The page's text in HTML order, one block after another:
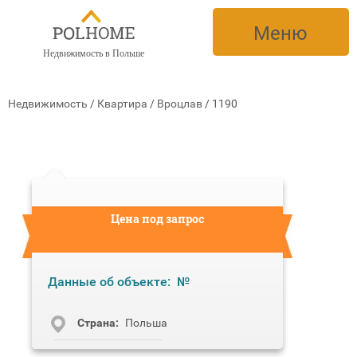
Недвижимость в Польше
Меню
Недвижимость / Квартира / Вроцлав / 1190
Цена под запрос
Данные об объекте: №
Cтрана: Польша